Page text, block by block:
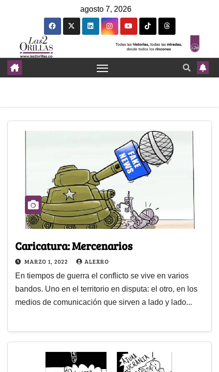
agosto 7, 2026
Caricatura: Mercenarios
MARZO 1, 2022 ALEXRO
En tiempos de guerra el conflicto se vive en varios
bandos. Uno en el territorio en disputa: el otro, en los
medios de comunicación que sirven a lado y lado...